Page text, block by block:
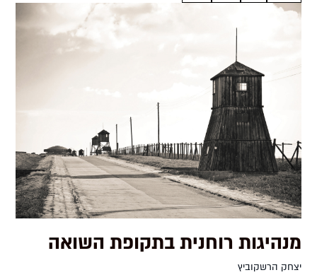
מנהיגות רוחנית בתקופת השואה
יצחק הרשקוביץ